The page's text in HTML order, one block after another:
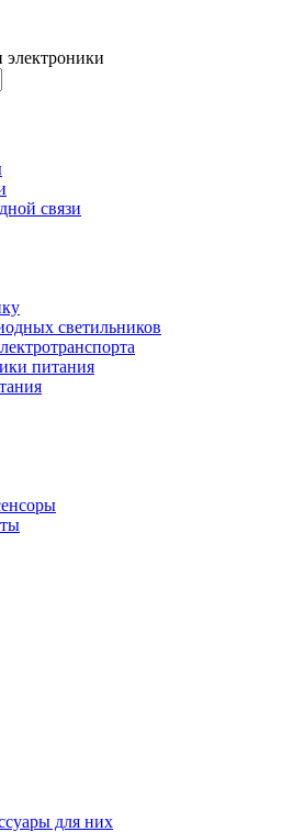
электроники
связи
светильников
питания
для них